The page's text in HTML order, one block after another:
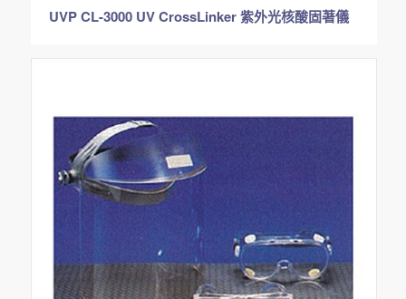
UVP CL-3000 UV CrossLinker 紫外光核酸固著儀